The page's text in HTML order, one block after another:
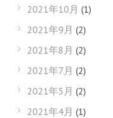
2021年10月 (1)
2021年9月 (2)
2021年8月 (2)
2021年7月 (2)
2021年5月 (2)
2021年4月 (1)